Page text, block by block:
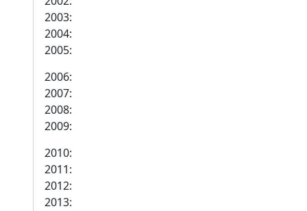
2003:
2004:
2005:
2006:
2007:
2008:
2009:
2010:
2011:
2012:
2013: